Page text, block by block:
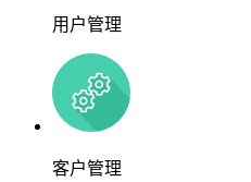
用户管理
客户管理